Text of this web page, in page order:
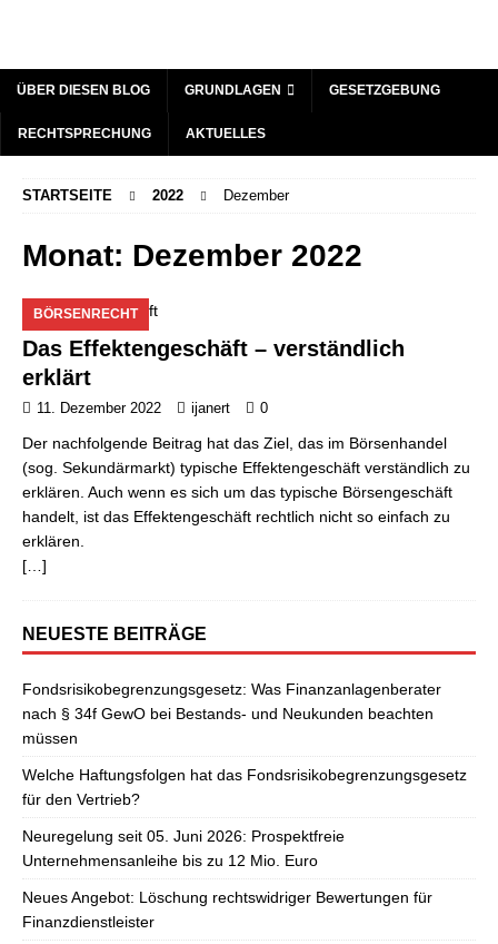
ÜBER DIESEN BLOG GRUNDLAGEN GESETZGEBUNG
RECHTSPRECHUNG AKTUELLES
STARTSEITE 2022 Dezember
Monat: Dezember 2022
BÖRSENRECHT
Das Effektengeschäft – verständlich
erklärt
11. Dezember 2022 ijanert 0
Der nachfolgende Beitrag hat das Ziel, das im Börsenhandel
(sog. Sekundärmarkt) typische Effektengeschäft verständlich zu
erklären. Auch wenn es sich um das typische Börsengeschäft
handelt, ist das Effektengeschäft rechtlich nicht so einfach zu
erklären.
[…]
NEUESTE BEITRÄGE
Fondsrisikobegrenzungsgesetz: Was Finanzanlagenberater
nach § 34f GewO bei Bestands- und Neukunden beachten
müssen
Welche Haftungsfolgen hat das Fondsrisikobegrenzungsgesetz
für den Vertrieb?
Neuregelung seit 05. Juni 2026: Prospektfreie
Unternehmensanleihe bis zu 12 Mio. Euro
Neues Angebot: Löschung rechtswidriger Bewertungen für
Finanzdienstleister